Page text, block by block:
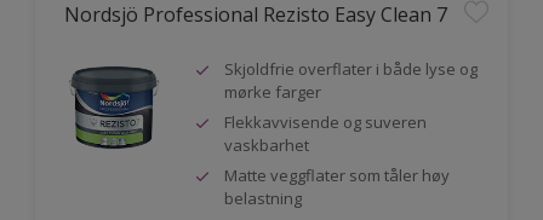
Nordsjö Professional Rezisto Easy Clean 7
Skjoldfrie overflater i både lyse og
mørke farger
Flekkavvisende og suveren
vaskbarhet
Matte veggflater som tåler høy
belastning